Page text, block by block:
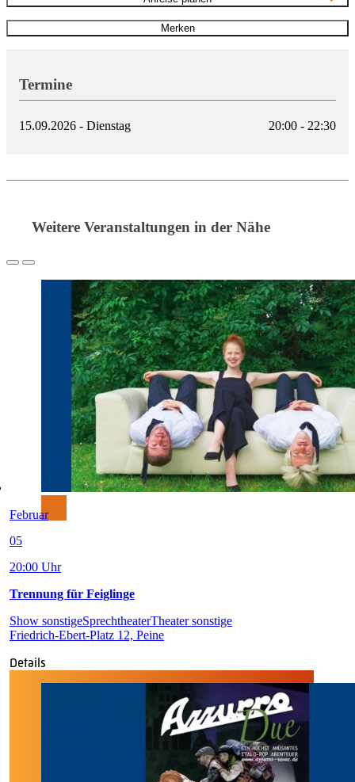
Termine
15.09.2026 - Dienstag 20:00 - 22:30
Merken
Weitere Veranstaltungen in der Nähe
Februar
05
20:00 Uhr
Trennung für Feiglinge
Show sonstigeSprechtheaterTheater sonstige
Friedrich-Ebert-Platz 12, Peine
Details